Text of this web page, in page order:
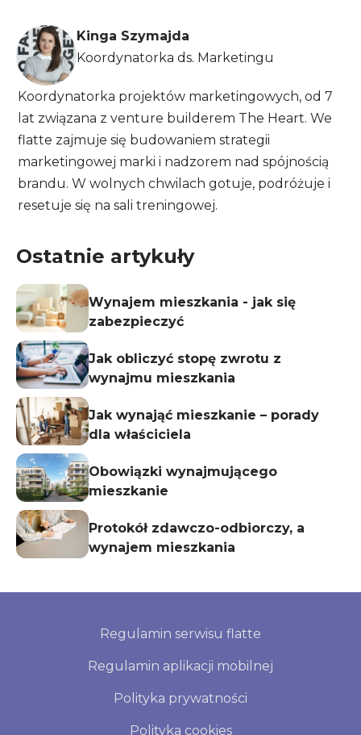
Kinga Szymajda
Koordynatorka ds. Marketingu
Koordynatorka projektów marketingowych, od 7
lat związana z venture builderem The Heart. We
flatte zajmuje się budowaniem strategii
marketingowej marki i nadzorem nad spójnością
brandu. W wolnych chwilach gotuje, podróżuje i
resetuje się na sali treningowej.
Ostatnie artykuły
Wynajem mieszkania - jak się
zabezpieczyć
Jak obliczyć stopę zwrotu z
wynajmu mieszkania
Jak wynająć mieszkanie – porady
dla właściciela
Obowiązki wynajmującego
mieszkanie
Protokół zdawczo-odbiorczy, a
wynajem mieszkania
Regulamin serwisu flatte
Regulamin aplikacji mobilnej
Polityka prywatności
Polityka cookies